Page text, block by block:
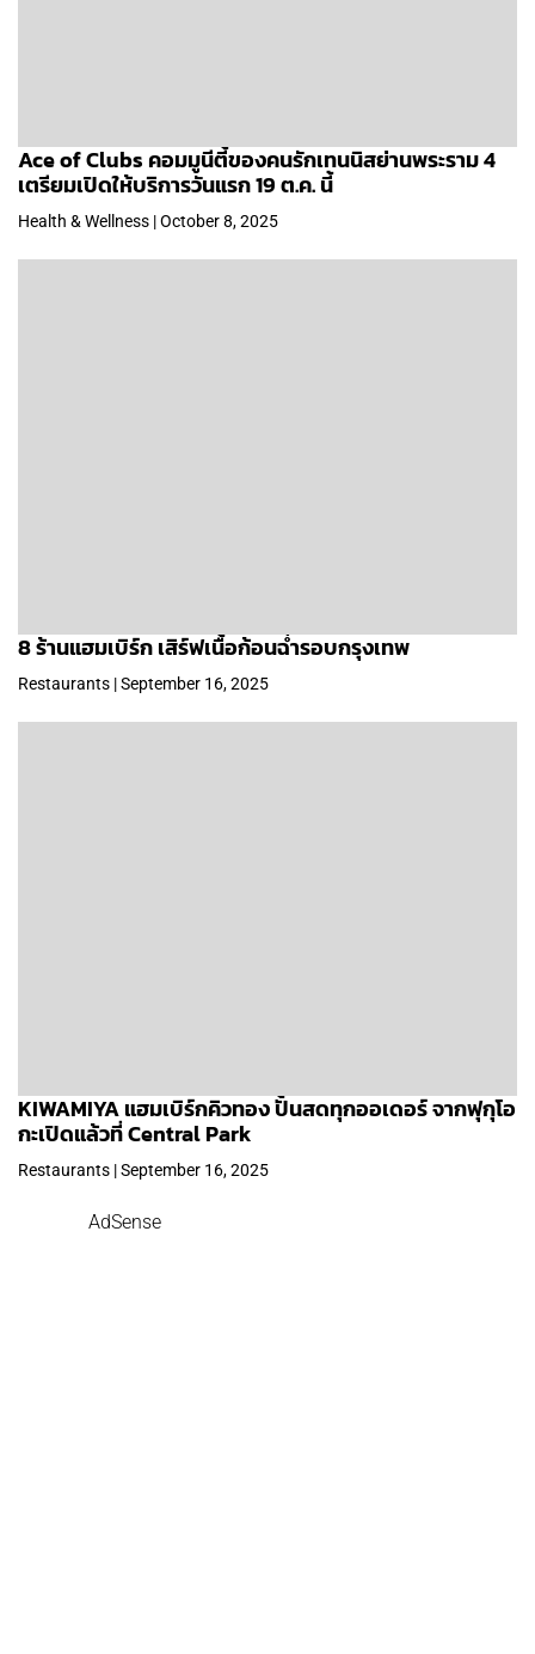
Ace of Clubs คอมมูนีตี้ของคนรักเทนนิสย่านพระราม 4
เตรียมเปิดให้บริการวันแรก 19 ต.ค. นี้
Health & Wellness | October 8, 2025
8 ร้านแฮมเบิร์ก เสิร์ฟเนื้อก้อนฉ่ำรอบกรุงเทพ
Restaurants | September 16, 2025
KIWAMIYA แฮมเบิร์กคิวทอง ปั้นสดทุกออเดอร์ จากฟุกุโอ
กะเปิดแล้วที่ Central Park
Restaurants | September 16, 2025
AdSense